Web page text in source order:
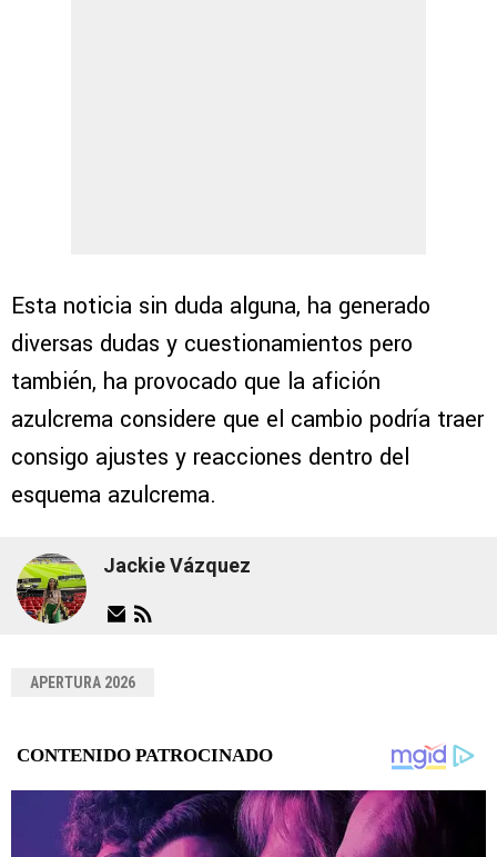
Esta noticia sin duda alguna, ha generado
diversas dudas y cuestionamientos pero
también, ha provocado que la afición
azulcrema considere que el cambio podría traer
consigo ajustes y reacciones dentro del
esquema azulcrema.
Jackie Vázquez
APERTURA 2026